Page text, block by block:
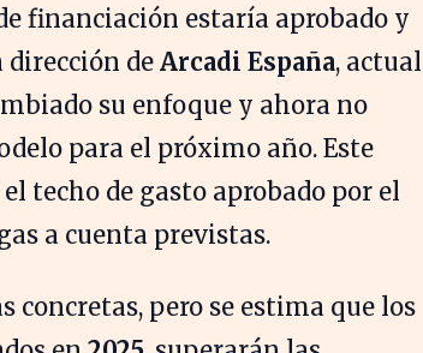
financiación estaría aprobado y
dirección deArcadi España, actual
su enfoque y ahora no
para el próximo año. Este
techo de gasto aprobado por el
a cuenta previstas.
concretas, pero se estima que los